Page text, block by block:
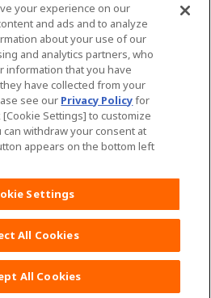
POIN
Yuk!KLIK DISINI
Lingkungan yang dianjurkan
Corporation
your experience on our
and ads and to analyze
about your use of our
and analytics partners, who
information that you have
have collected from your
see our Privacy Policyfor
Settings] to customize
withdraw your consent at
appears on the bottom left
Settings
All Cookies
All Cookies